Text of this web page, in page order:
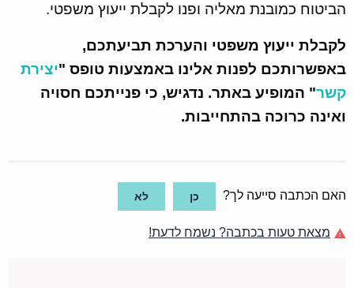
הביטוח כמובנת מאליה ופנו לקבלת ייעוץ משפטי.
לקבלת ייעוץ משפטי והערכת תביעתכם,
באפשרותכם לפנות אלינו באמצעות טופס "יצירת
קשר" המופיע באתר. נדגיש, כי פנייתכם חסויה
ואינה כרוכה בהתחייבות.
האם הכתבה סייעה לך? כן לא
מצאת טעות בכתבה? נשמח לדעת!